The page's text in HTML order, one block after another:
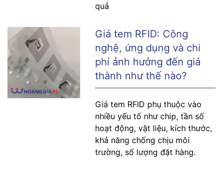
quả
Giá tem RFID: Công
nghệ, ứng dụng và chi
phí ảnh hưởng đến giá
thành như thế nào?
Giá tem RFID phụ thuộc vào
nhiều yếu tố như chip, tần số
hoạt động, vật liệu, kích thước,
khả năng chống chịu môi
trường, số lượng đặt hàng.